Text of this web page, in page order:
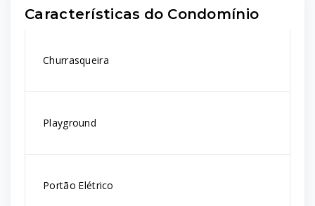
Características do Condomínio
Churrasqueira
Playground
Portão Elétrico